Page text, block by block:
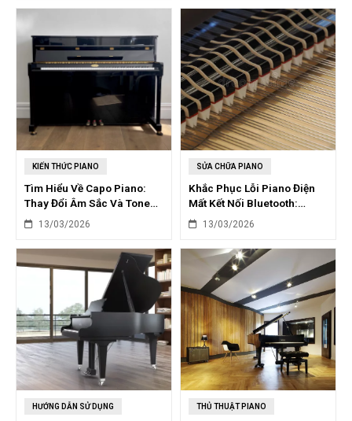
KIẾN THỨC PIANO
Tìm Hiểu Về Capo Piano:
Thay Đổi Âm Sắc Và Tone
Độc Đáo
13/03/2026
SỬA CHỮA PIANO
Khắc Phục Lỗi Piano Điện
Mất Kết Nối Bluetooth:
Nguyên Nhân & Giải Pháp
13/03/2026
HƯỚNG DẪN SỬ DỤNG THỦ THUẬT PIANO